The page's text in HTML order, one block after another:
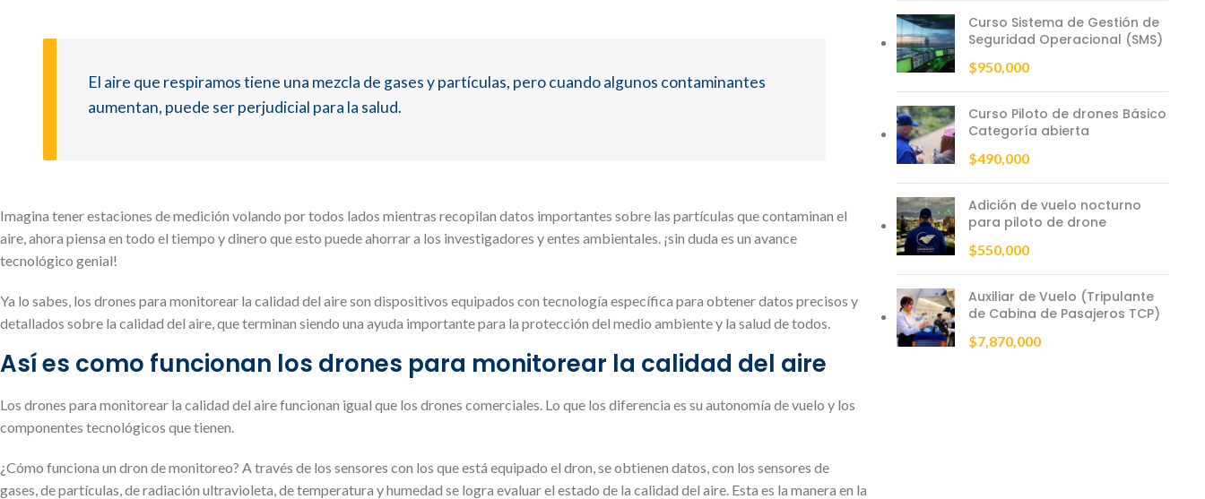
El aire que respiramos tiene una mezcla de gases y partículas, pero cuando algunos contaminantes
aumentan, puede ser perjudicial para la salud.
Imagina tener estaciones de medición volando por todos lados mientras recopilan datos importantes sobre las partículas que contaminan el
aire, ahora piensa en todo el tiempo y dinero que esto puede ahorrar a los investigadores y entes ambientales. ¡sin duda es un avance
tecnológico genial!
Ya lo sabes, los drones para monitorear la calidad del aire son dispositivos equipados con tecnología específica para obtener datos precisos y
detallados sobre la calidad del aire, que terminan siendo una ayuda importante para la protección del medio ambiente y la salud de todos.
Así es como funcionan los drones para monitorear la calidad del aire
Los drones para monitorear la calidad del aire funcionan igual que los drones comerciales. Lo que los diferencia es su autonomía de vuelo y los
componentes tecnológicos que tienen.
¿Cómo funciona un dron de monitoreo? A través de los sensores con los que está equipado el dron, se obtienen datos, con los sensores de
gases, de partículas, de radiación ultravioleta, de temperatura y humedad se logra evaluar el estado de la calidad del aire. Esta es la manera en la
Curso Sistema de Gestión de
Seguridad Operacional (SMS)
$950,000
Curso Piloto de drones Básico
Categoría abierta
$490,000
Adición de vuelo nocturno
para piloto de drone
$550,000
Auxiliar de Vuelo (Tripulante
de Cabina de Pasajeros TCP)
$7,870,000